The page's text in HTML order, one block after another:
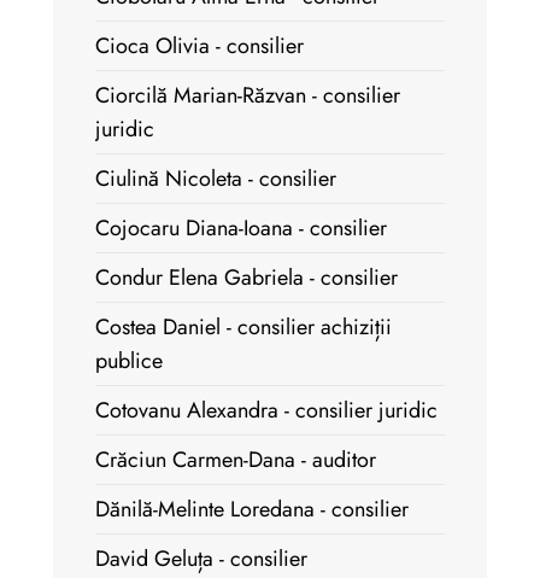
Cioca Olivia - consilier
Ciorcilă Marian-Răzvan - consilier
juridic
Ciulină Nicoleta - consilier
Cojocaru Diana-Ioana - consilier
Condur Elena Gabriela - consilier
Costea Daniel - consilier achiziții
publice
Cotovanu Alexandra - consilier juridic
Crăciun Carmen-Dana - auditor
Dănilă-Melinte Loredana - consilier
David Geluța - consilier